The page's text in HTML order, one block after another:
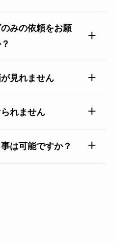
みの依頼をお願
見れません
れません
は可能ですか？